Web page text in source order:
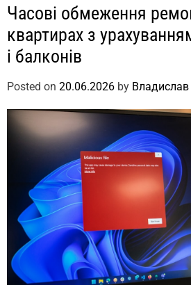
Часові обмеження
квартирах з
і балконів
Posted on 20.06.2026 by Владислав